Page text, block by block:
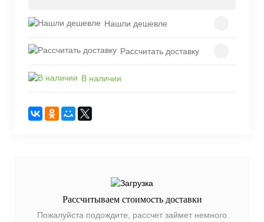
Нашли дешевле
Рассчитать доставку
В наличии
Рассчитываем стоимость доставки
Пожалуйста подождите, рассчет займет немного